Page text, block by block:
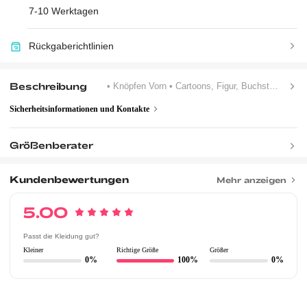
7-10 Werktagen
Rückgaberichtlinien
Beschreibung • Knöpfen Vorn • Cartoons, Figur, Buchstaben •
Sicherheitsinformationen und Kontakte
Größenberater
Kundenbewertungen Mehr anzeigen
5.00
Passt die Kleidung gut?
Kleiner
0%
Richtige Größe
100%
Größer
0%